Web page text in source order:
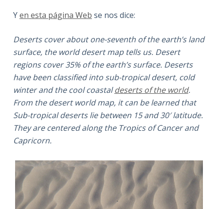
Yen esta página Web se nos dice:
Deserts cover about one-seventh of the earth’s land
surface, the world desert map tells us. Desert
regions cover 35% of the earth’s surface. Deserts
have been classified into sub-tropical desert, cold
winter and the cool coastaldeserts of the world.
From the desert world map, it can be learned that
Sub-tropical deserts lie between 15 and 30′ latitude.
They are centered along the Tropics of Cancer and
Capricorn.